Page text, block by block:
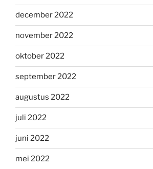
december 2022
november 2022
oktober 2022
september 2022
augustus 2022
juli 2022
juni 2022
mei 2022